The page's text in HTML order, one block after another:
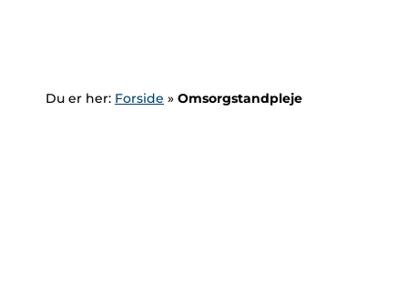
Du er her: Forside » Omsorgstandpleje